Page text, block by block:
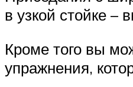
в узкой стойке –
Кроме того вы
упражнения,